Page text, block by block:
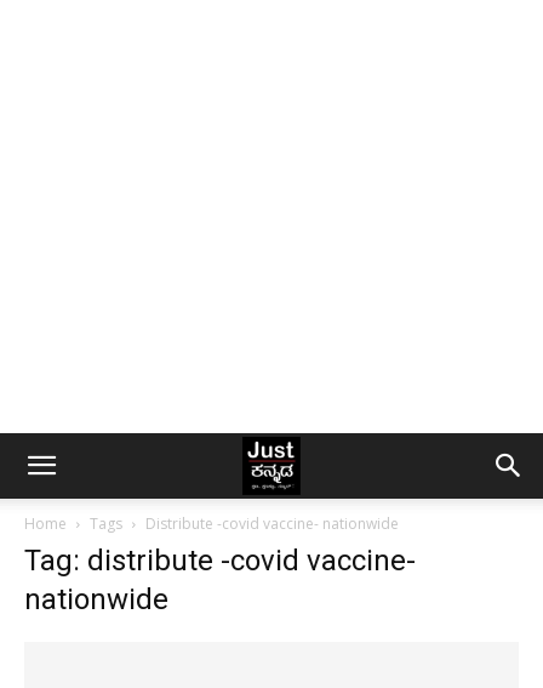
Home Tags Distribute -covid vaccine- nationwide
Tag: distribute -covid vaccine-
nationwide